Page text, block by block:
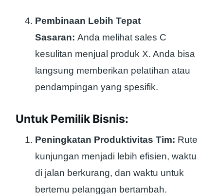
Pembinaan Lebih Tepat
Sasaran: Anda melihat sales C
kesulitan menjual produk X. Anda bisa
langsung memberikan pelatihan atau
pendampingan yang spesifik.
Untuk Pemilik Bisnis:
Peningkatan Produktivitas Tim: Rute
kunjungan menjadi lebih efisien, waktu
di jalan berkurang, dan waktu untuk
bertemu pelanggan bertambah.